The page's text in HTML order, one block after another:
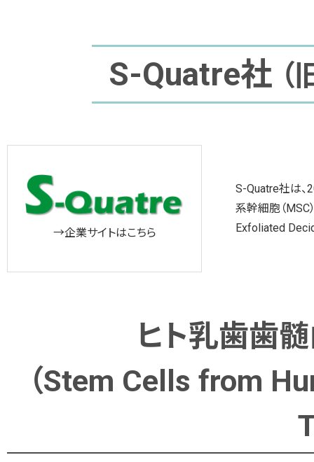
S-Quatre社
→企業サイトはこちら
S-Quatre社は
系幹細胞（
Exfoliated
ヒト乳歯歯
（Stem Cells from